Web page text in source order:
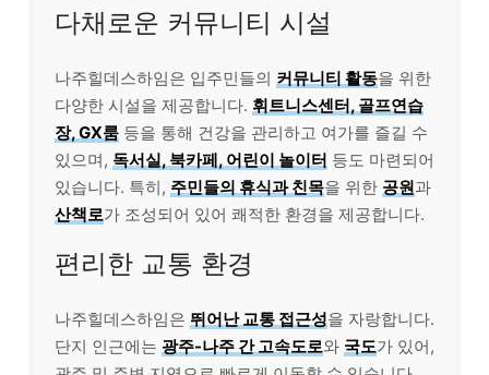
다채로운 커뮤니티 시설
나주힐데스하임은 입주민들의 커뮤니티 활동을 위한
다양한 시설을 제공합니다. 휘트니스센터, 골프연습
장, GX룸 등을 통해 건강을 관리하고 여가를 즐길 수
있으며, 독서실, 북카페, 어린이 놀이터 등도 마련되어
있습니다. 특히, 주민들의 휴식과 친목을 위한 공원과
산책로가 조성되어 있어 쾌적한 환경을 제공합니다.
편리한 교통 환경
나주힐데스하임은 뛰어난 교통 접근성을 자랑합니다.
단지 인근에는 광주-나주 간 고속도로와 국도가 있어,